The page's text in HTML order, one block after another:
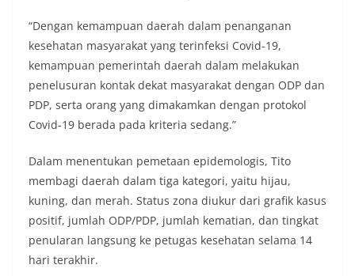
“Dengan kemampuan daerah dalam penanganan
kesehatan masyarakat yang terinfeksi Covid-19,
kemampuan pemerintah daerah dalam melakukan
penelusuran kontak dekat masyarakat dengan ODP dan
PDP, serta orang yang dimakamkan dengan protokol
Covid-19 berada pada kriteria sedang.”
Dalam menentukan pemetaan epidemologis, Tito
membagi daerah dalam tiga kategori, yaitu hijau,
kuning, dan merah. Status zona diukur dari grafik kasus
positif, jumlah ODP/PDP, jumlah kematian, dan tingkat
penularan langsung ke petugas kesehatan selama 14
hari terakhir.